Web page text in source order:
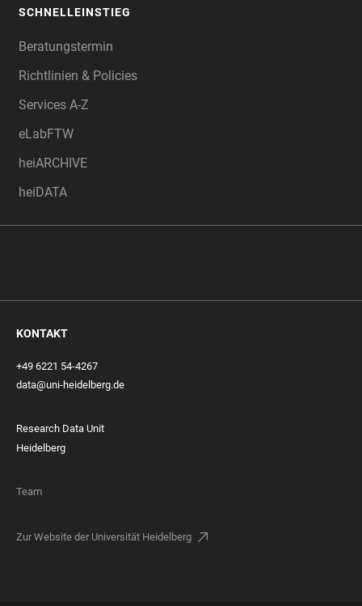
SCHNELLEINSTIEG
Beratungstermin
Richtlinien & Policies
Services A-Z
eLabFTW
heiARCHIVE
heiDATA
KONTAKT
+49 6221 54-4267
data@uni-heidelberg.de
Research Data Unit
Heidelberg
Team
Zur Website der Universität Heidelberg